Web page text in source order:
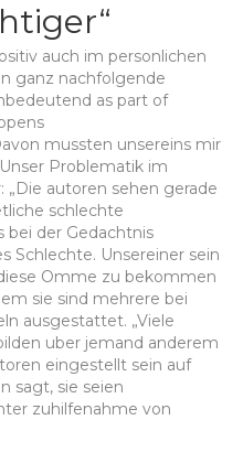
auch im personlichen
ganz nachfolgende
as part of
mussten unsereins mir
Problematik im
autoren sehen gerade
schlechte
der Gedachtnis
Schlechte. Unsereiner sein
Omme zu bekommen
sie sind mehrere bei
ausgestattet. „Viele
uber jemand anderem
eingestellt sein auf
sagt, sie seien
zuhilfenahme von